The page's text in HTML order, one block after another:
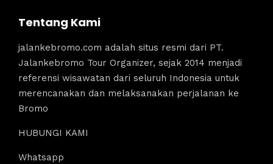
Tentang Kami
jalankebromo.com adalah situs resmi dari PT.
Jalankebromo Tour Organizer, sejak 2014 menjadi
referensi wisawatan dari seluruh Indonesia untuk
merencanakan dan melaksanakan perjalanan ke
Bromo
HUBUNGI KAMI
Whatsapp